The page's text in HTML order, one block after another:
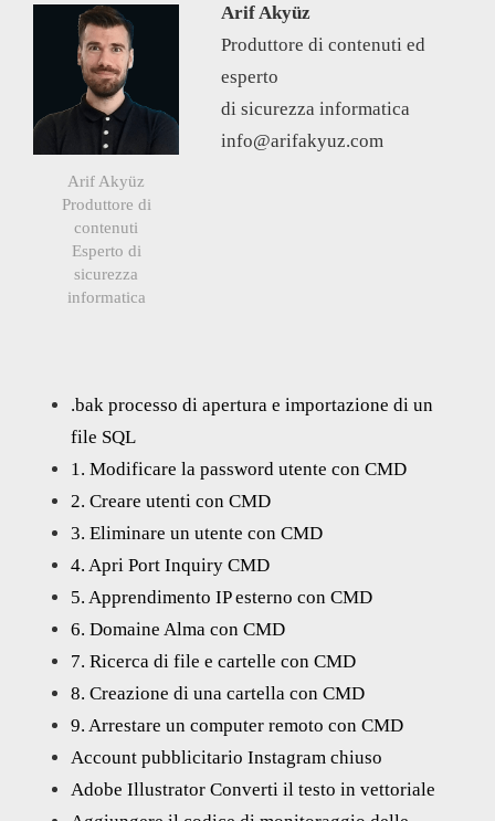
Arif Akyüz
Produttore di
contenuti
Esperto di
sicurezza
informatica
Arif Akyüz
Produttore di contenuti ed
esperto
di sicurezza informatica
info@arifakyuz.com
.bak processo di apertura e importazione di un
file SQL
1. Modificare la password utente con CMD
2. Creare utenti con CMD
3. Eliminare un utente con CMD
4. Apri Port Inquiry CMD
5. Apprendimento IP esterno con CMD
6. Domaine Alma con CMD
7. Ricerca di file e cartelle con CMD
8. Creazione di una cartella con CMD
9. Arrestare un computer remoto con CMD
Account pubblicitario Instagram chiuso
Adobe Illustrator Converti il testo in vettoriale